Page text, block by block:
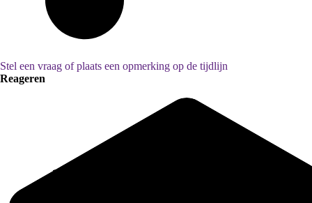
Stel een vraag of plaats een opmerking op de tijdlijn
Reageren